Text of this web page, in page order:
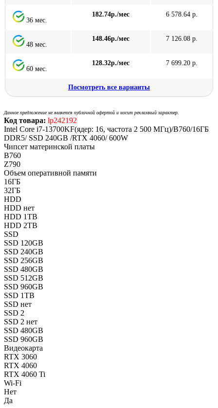
36 мес.
182.74р./мес 6 578.64 р.
48 мес.
148.46р./мес 7 126.08 р.
60 мес.
128.32р./мес 7 699.20 р.
Посмотреть все варианты
Данное предложение не является публичной офертой и носит рекламный характер.
Код товара: lp242192
Intel Core i7-13700KF(ядер: 16, частота 2 500 МГц)/B760/16ГБ
DDR5/ SSD 240GB /RTX 4060/ 600W
Чипсет материнской платы
B760
Z790
Объем оперативной памяти
16ГБ
32ГБ
HDD
HDD нет
HDD 1TB
HDD 2TB
SSD
SSD 120GB
SSD 240GB
SSD 256GB
SSD 480GB
SSD 512GB
SSD 960GB
SSD 1TB
SSD нет
SSD 2
SSD 2 нет
SSD 480GB
SSD 960GB
Видеокарта
RTX 3060
RTX 4060
RTX 4060 Ti
Wi-Fi
Нет
Да